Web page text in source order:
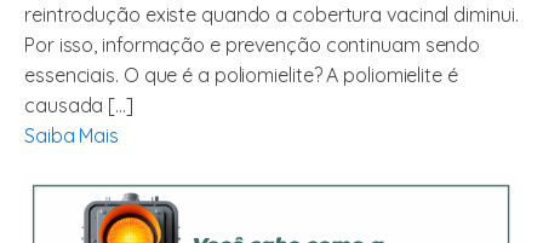
reintrodução existe quando a cobertura vacinal diminui.
Por isso, informação e prevenção continuam sendo
essenciais. O que é a poliomielite? A poliomielite é
causada […]
Saiba Mais